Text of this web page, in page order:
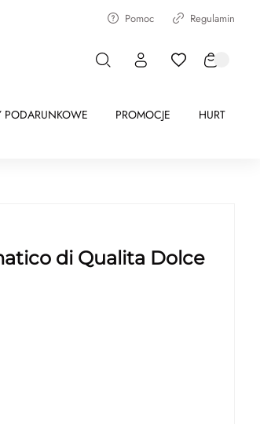
Pomoc Regulamin
PODARUNKOWE PROMOCJE HURT
di Qualita Dolce